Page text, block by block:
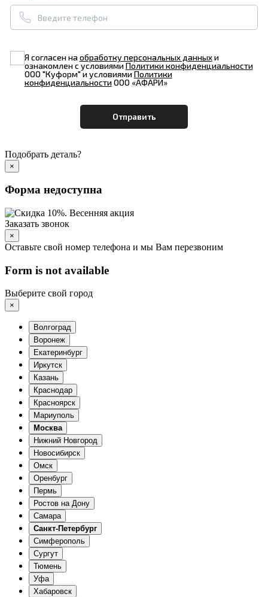
Я согласен наобработку персональных данныхи
ознакомлен с условиямиПолитики конфиденциальности
ООО "Куформ" и условиямиПолитики
конфиденциальностиООО «АФАРИ»
Подобрать деталь?
×
Форма недоступна
Заказать звонок
×
Оставьте свой номер телефона и мы Вам перезвоним
Form is not available
Выберите свой город
×
Волгоград
Воронеж
Екатеринбург
Иркутск
Казань
Краснодар
Красноярск
Мариуполь
Москва
Нижний Новгород
Новосибирск
Омск
Оренбург
Пермь
Ростов на Дону
Самара
Санкт-Петербург
Симферополь
Сургут
Тюмень
Уфа
Хабаровск